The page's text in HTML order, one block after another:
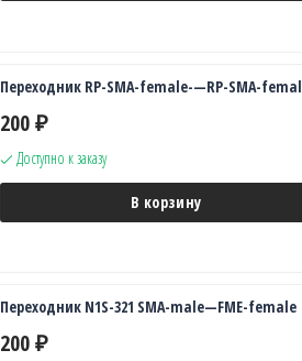
Переходник RP-SMA-female-—RP-SMA-
200 ₽
Доступно к заказу
В корзину
Переходник N1S-321 SMA-male—FME-female
200 ₽